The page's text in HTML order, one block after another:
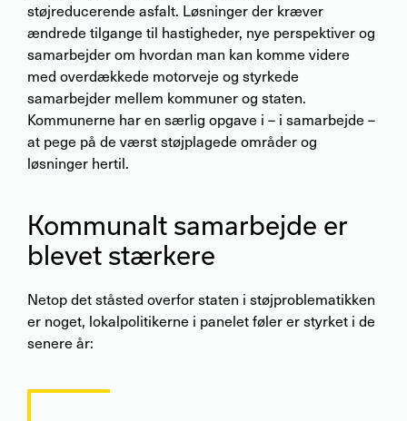
støjreducerende asfalt. Løsninger der kræver
ændrede tilgange til hastigheder, nye perspektiver og
samarbejder om hvordan man kan komme videre
med overdækkede motorveje og styrkede
samarbejder mellem kommuner og staten.
Kommunerne har en særlig opgave i – i samarbejde –
at pege på de værst støjplagede områder og
løsninger hertil.
Kommunalt samarbejde er
blevet stærkere
Netop det ståsted overfor staten i støjproblematikken
er noget, lokalpolitikerne i panelet føler er styrket i de
senere år: